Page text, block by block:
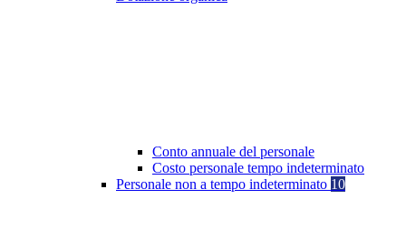
Conto annuale del personale
Costo personale tempo indeterminato
Personale non a tempo indeterminato 10